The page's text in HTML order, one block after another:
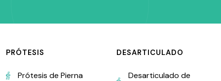
PRÓTESIS
Prótesis de Pierna
DESARTICULADO
Desarticulado de